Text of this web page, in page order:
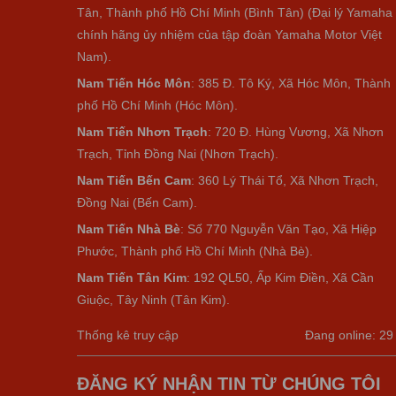
Tân, Thành phố Hồ Chí Minh (Bình Tân) (Đại lý Yamaha
chính hãng ủy nhiệm của tập đoàn Yamaha Motor Việt
Nam).
Nam Tiến Hóc Môn: 385 Đ. Tô Ký, Xã Hóc Môn, Thành
phố Hồ Chí Minh (Hóc Môn).
Nam Tiến Nhơn Trạch: 720 Đ. Hùng Vương, Xã Nhơn
Trạch, Tỉnh Đồng Nai (Nhơn Trạch).
Nam Tiến Bến Cam: 360 Lý Thái Tổ, Xã Nhơn Trạch,
Đồng Nai (Bến Cam).
Nam Tiến Nhà Bè: Số 770 Nguyễn Văn Tạo, Xã Hiệp
Phước, Thành phố Hồ Chí Minh (Nhà Bè).
Nam Tiến Tân Kim: 192 QL50, Ấp Kim Điền, Xã Cần
Giuộc, Tây Ninh (Tân Kim).
Thống kê truy cập Đang online: 29
ĐĂNG KÝ NHẬN TIN TỪ CHÚNG TÔI